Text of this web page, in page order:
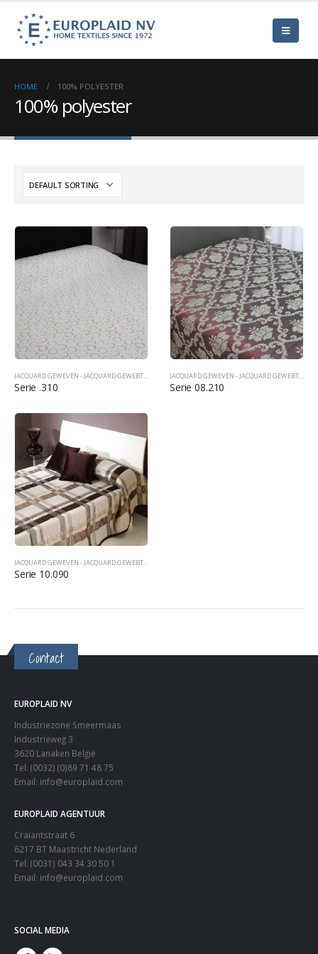
HOME 100% POLYESTER
100% polyester
JACQUARD GEWEVEN - JACQUARD GEWEBT - JACQUARD WOVEN ,SPREIEN TAGESDECKEN BEDCOVERS
Serie .310
JACQUARD GEWEVEN - JACQUARD GEWEBT - JACQUARD WOVEN
Serie 08.210
JACQUARD GEWEVEN - JACQUARD GEWEBT - JACQUARD WOVEN
Serie 10.090
Contact
EUROPLAID NV
Industriezone Smeermaas
Industrieweg 3
3620 Lanaken België
Tel: (0032) (0)89 71 48 75
Email: info@europlaid.com
EUROPLAID AGENTUUR
Craiantstraat 6
6217 BT Maastricht Nederland
Tel: (0031) 043 34 30 50 1
Email: info@europlaid.com
SOCIAL MEDIA